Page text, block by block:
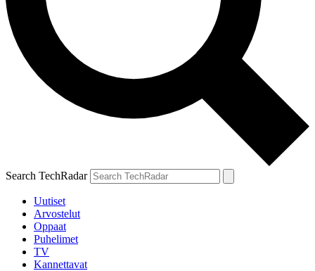
Search TechRadar
Uutiset
Arvostelut
Oppaat
Puhelimet
TV
Kannettavat